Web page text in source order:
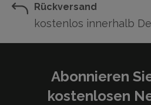
Rückversand
kostenlos innerhalb
Abonnieren
kostenlosen